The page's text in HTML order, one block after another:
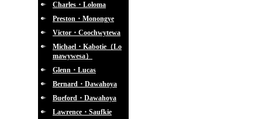
Charles・Loloma
Preston・Monongye
Victor・Coochwytewa
Michael・Kabotie（Lo
mawywesa）
Glenn・Lucas
Bernard・Dawahoya
Bueford・Dawahoya
Lawrence・Saufkie